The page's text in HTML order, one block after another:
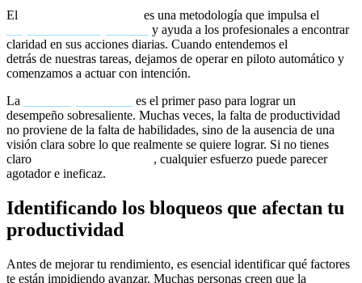
El
es una metodología que impulsa el
y ayuda a los profesionales a encontrar
claridad en sus acciones diarias. Cuando entendemos el
detrás de nuestras tareas, dejamos de operar en piloto automático y
comenzamos a actuar con intención.
La
es el primer paso para lograr un
desempeño sobresaliente. Muchas veces, la falta de productividad
no proviene de la falta de habilidades, sino de la ausencia de una
visión clara sobre lo que realmente se quiere lograr. Si no tienes
claro
, cualquier esfuerzo puede parecer
agotador e ineficaz.
Identificando los bloqueos que afectan tu
productividad
Antes de mejorar tu rendimiento, es esencial identificar qué factores
te están impidiendo avanzar. Muchas personas creen que la